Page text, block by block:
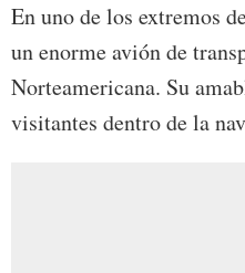
En uno de los extremos
un enorme avión de
Norteamericana. Su
visitantes dentro de la